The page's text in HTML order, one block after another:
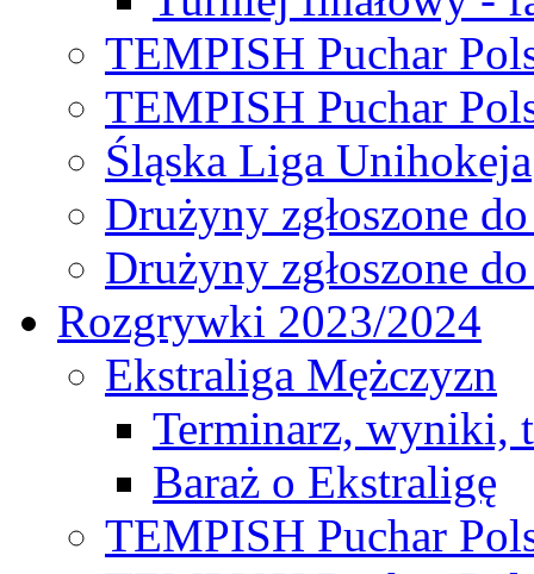
TEMPISH Puchar
TEMPISH Puchar
Śląska Liga Unihokeja
Drużyny zgłoszone
Drużyny zgłoszone
Rozgrywki 2023/2024
Ekstraliga Mężczyzn
Terminarz, wyniki,
Baraż o Ekstraligę
TEMPISH Puchar